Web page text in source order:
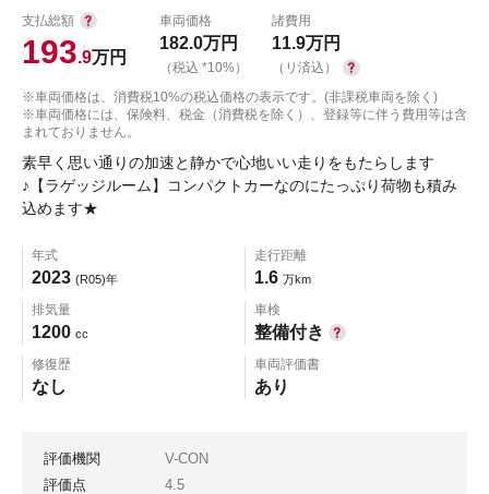
支払総額
193.9万円
車両価格
182.0万円
（税込 *10%）
諸費用
11.9万円
（リ済込）
※車両価格は、消費税10%の税込価格の表示です。(非課税車両を除く)
※車両価格には、保険料、税金（消費税を除く）、登録等に伴う費用等は含
まれておりません。
素早く思い通りの加速と静かで心地いい走りをもたらします
♪【ラゲッジルーム】コンパクトカーなのにたっぷり荷物も積み
込めます★
年式
2023 (R05)年
走行距離
1.6 万km
排気量
1200 cc
車検
整備付き
修復歴
なし
車両評価書
あり
評価機関
V-CON
評価点
4.5